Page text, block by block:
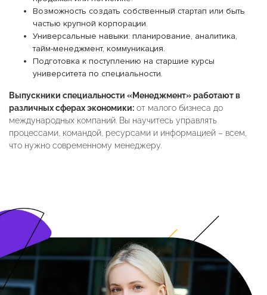
Возможность создать собственный стартап или быть
частью крупной корпорации.
Универсальные навыки: планирование, аналитика,
тайм-менеджмент, коммуникация.
Подготовка к поступлению на старшие курсы
университета по специальности.
Выпускники специальности «Менеджмент» работают в
различных сферах экономики: от малого бизнеса до
международных компаний. Вы научитесь управлять
процессами, командой, ресурсами и информацией – всем,
что нужно современному менеджеру.